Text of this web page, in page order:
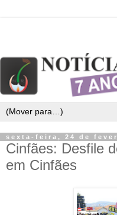
sexta-feira, 24 de
Cinfães: Desfile
em Cinfães